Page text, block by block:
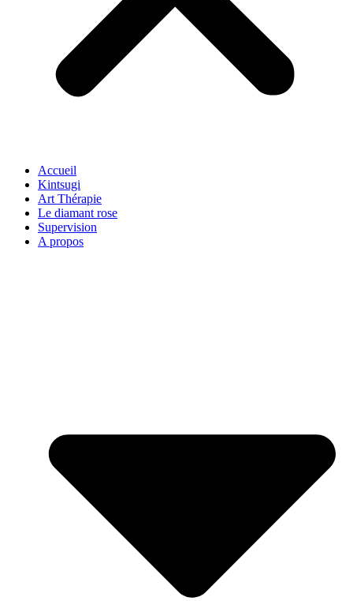
Accueil
Kintsugi
Art Thérapie
Le diamant rose
Supervision
A propos